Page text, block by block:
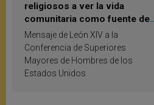
religiosos a ver la vida
comunitaria como fuente de
inspiración y santificación
Mensaje de León XIV a la
Conferencia de Superiores
Mayores de Hombres de los
Estados Unidos